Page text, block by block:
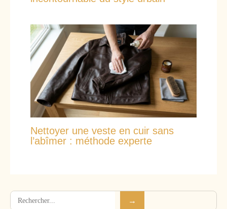
Nettoyer une veste en cuir sans
l’abîmer : méthode experte
Rechercher →